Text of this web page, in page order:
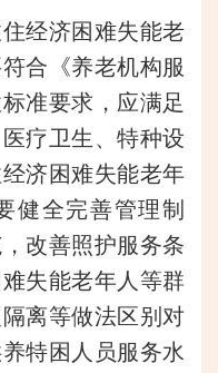
经济困难失能老
合《养老机构服
准要求，应满足
疗卫生、特种设
济困难失能老年
健全完善管理制
改善照护服务条
失能老年人等群
离等做法区别对
特困人员服务水